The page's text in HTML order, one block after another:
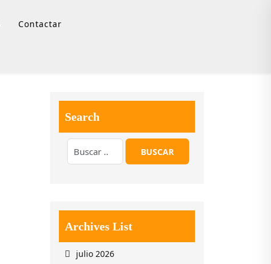
Contactar
Search
Archives List
julio 2026